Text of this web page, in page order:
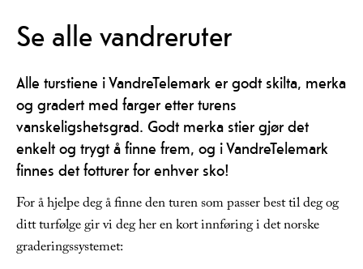
Se alle vandreruter
Alle turstiene i VandreTelemark er godt skilta, merka
og gradert med farger etter turens
vanskeligshetsgrad. Godt merka stier gjør det
enkelt og trygt å finne frem, og i VandreTelemark
finnes det fotturer for enhver sko!
For å hjelpe deg å finne den turen som passer best til deg og
ditt turfølge gir vi deg her en kort innføring i det norske
graderingssystemet: